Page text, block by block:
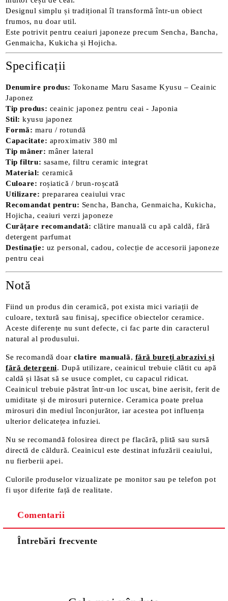
Designul simplu și tradițional îl transformă într-un obiect
frumos, nu doar util.
Este potrivit pentru ceaiuri japoneze precum Sencha, Bancha,
Genmaicha, Kukicha și Hojicha.
Specificații
Denumire produs: Tokoname Maru Sasame Kyusu – Ceainic
Japonez
Tip produs: ceainic japonez pentru ceai - Japonia
Stil: kyusu japonez
Formă: maru / rotundă
Capacitate: aproximativ 380 ml
Tip mâner: mâner lateral
Tip filtru: sasame, filtru ceramic integrat
Material: ceramică
Culoare: roșiatică / brun-roșcată
Utilizare: prepararea ceaiului vrac
Recomandat pentru: Sencha, Bancha, Genmaicha, Kukicha,
Hojicha, ceaiuri verzi japoneze
Curățare recomandată: clătire manuală cu apă caldă, fără
detergent parfumat
Destinație: uz personal, cadou, colecție de accesorii japoneze
pentru ceai
Notă
Fiind un produs din ceramică, pot exista mici variații de
culoare, textură sau finisaj, specifice obiectelor ceramice.
Aceste diferențe nu sunt defecte, ci fac parte din caracterul
natural al produsului.
Se recomandă doarclatire manuală, fără bureți abrazivi și
fără detergeni. După utilizare, ceainicul trebuie clătit cu apă
caldă și lăsat să se usuce complet, cu capacul ridicat.
Ceainicul trebuie păstrat într-un loc uscat, bine aerisit, ferit de
umiditate și de mirosuri puternice. Ceramica poate prelua
mirosuri din mediul înconjurător, iar acestea pot influența
ulterior delicatețea infuziei.
Nu se recomandă folosirea direct pe flacără, plită sau sursă
directă de căldură. Ceainicul este destinat infuzării ceaiului,
nu fierberii apei.
Culorile produselor vizualizate pe monitor sau pe telefon pot
fi ușor diferite față de realitate.
Comentarii
Întrebări frecvente